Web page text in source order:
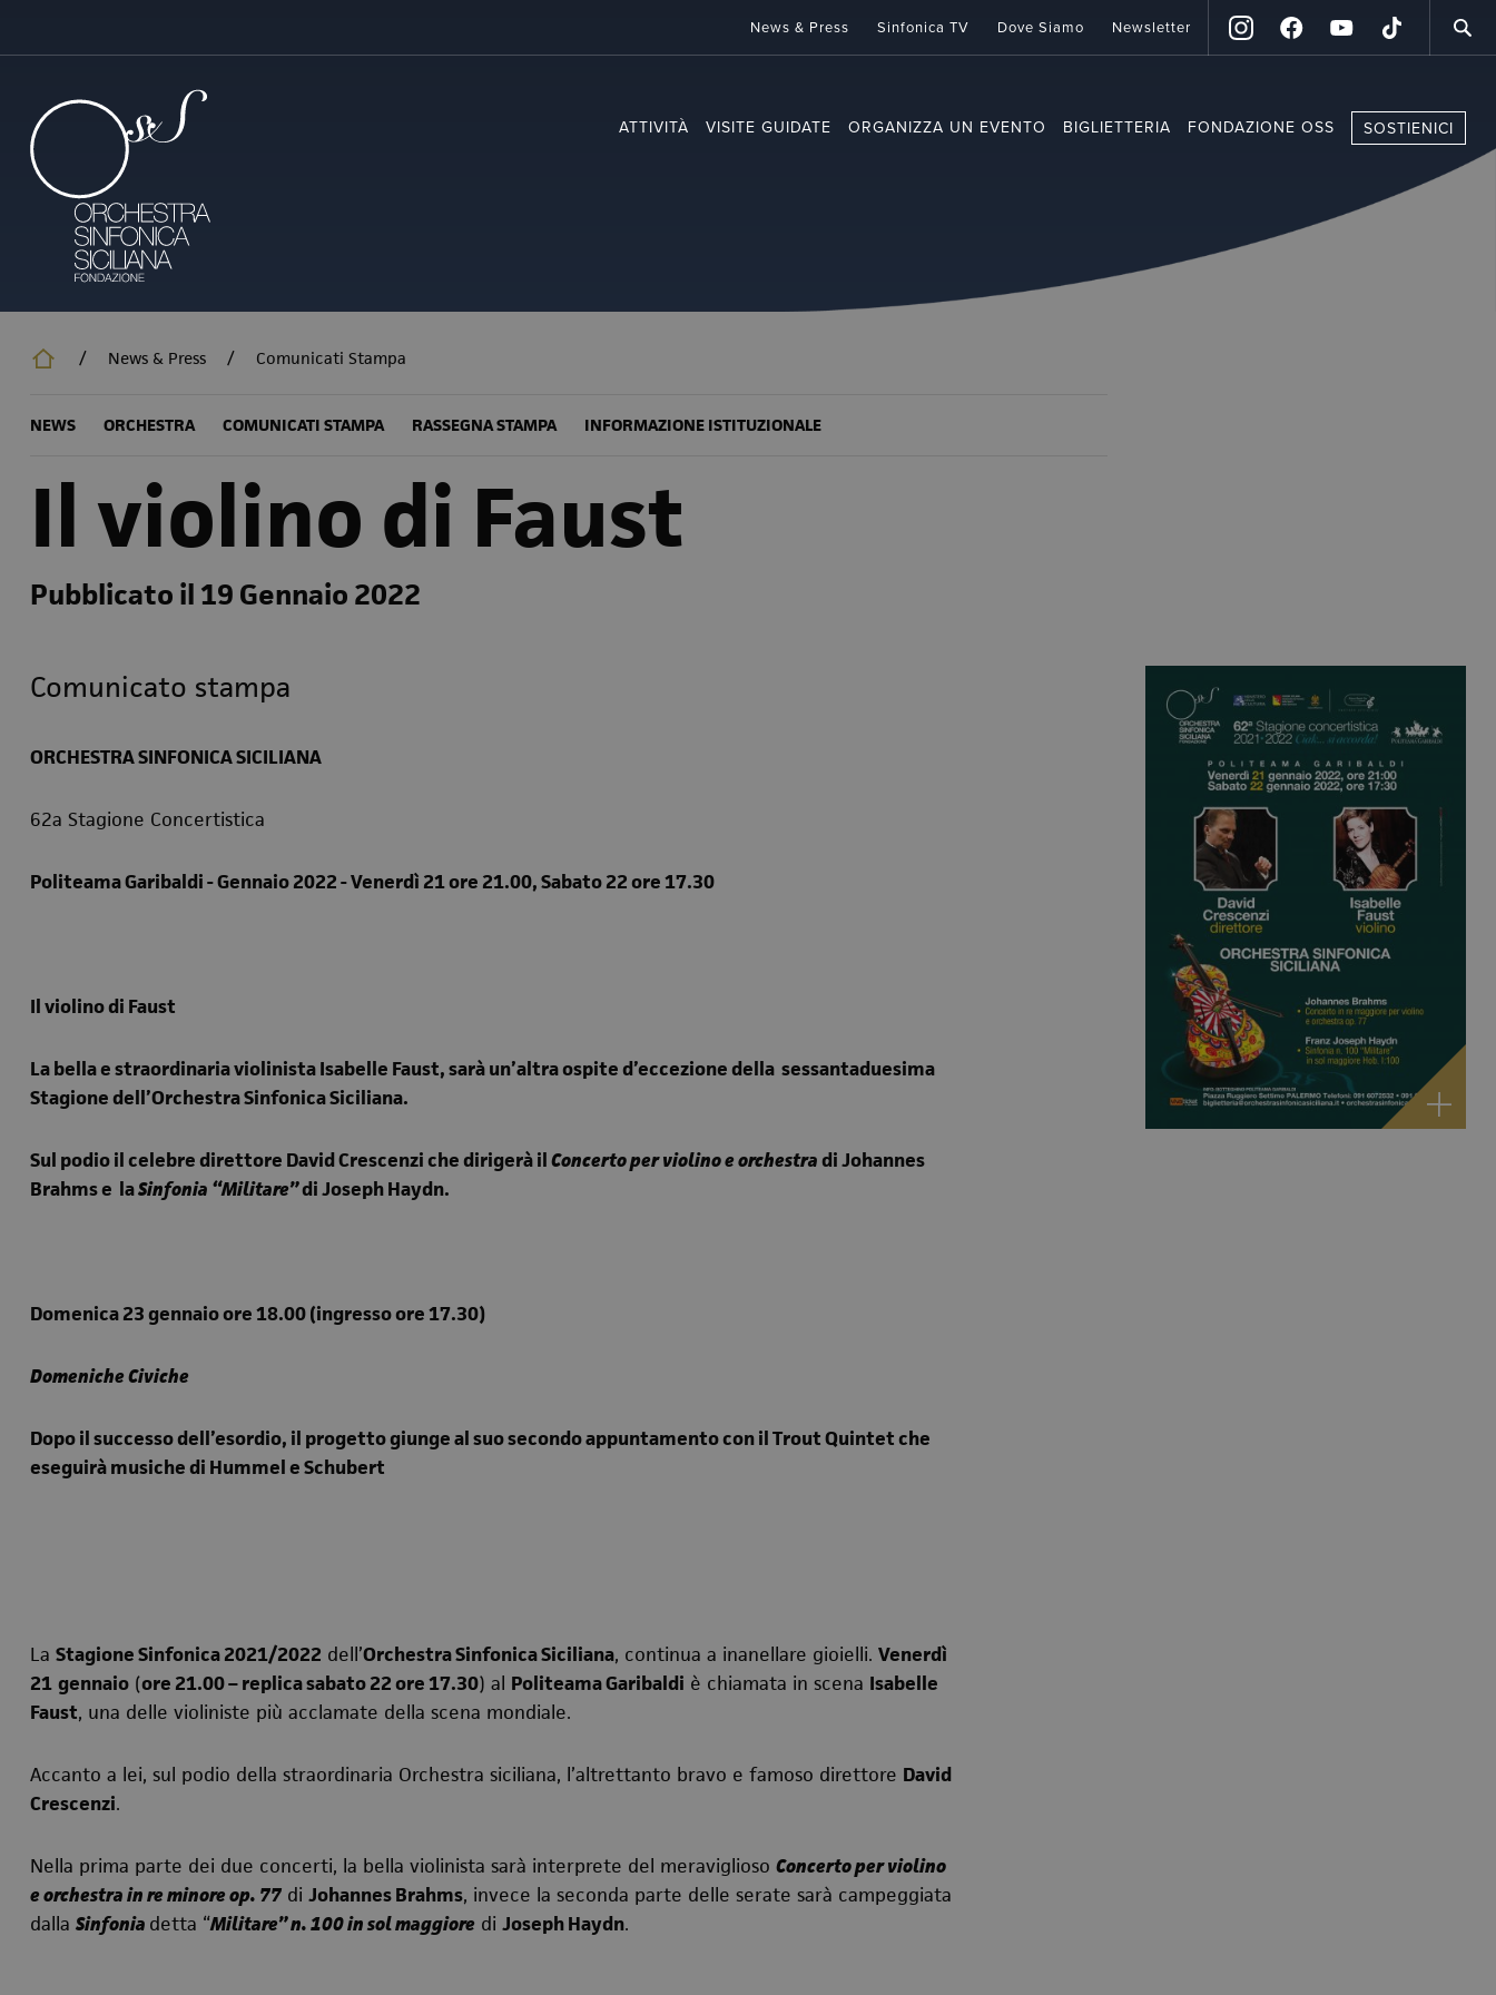
principale
ATTIVITÀ VISITE GUIDATE ORGANIZZA UN EVENTO BIGLIETTERIA FONDAZIONE OSS SOSTIENICI
News & Press Sinfonica TV Dove Siamo Newsletter
/ News & Press / Comunicati Stampa
NEWS ORCHESTRA COMUNICATI STAMPA RASSEGNA STAMPA INFORMAZIONE ISTITUZIONALE
Il violino di Faust
Pubblicato il 19 Gennaio 2022
Comunicato stampa
ORCHESTRA SINFONICA SICILIANA
62a Stagione Concertistica
Politeama Garibaldi - Gennaio 2022 -Venerdì 21 ore 21.00, Sabato 22 ore 17.30
Il violino di Faust
La bella e straordinaria violinista Isabelle Faust, sarà un’altra ospite d’eccezione della sessantaduesima
Stagione dell’Orchestra Sinfonica Siciliana.
Sul podio il celebre direttore David Crescenzi che dirigerà ilConcerto per violino e orchestradi Johannes
Brahms e laSinfonia “Militare”di Joseph Haydn.
Domenica 23 gennaio ore 18.00 (ingresso ore 17.30)
Domeniche Civiche
Dopo il successo dell’esordio, il progetto giunge al suo secondo appuntamento con il Trout Quintet che
eseguirà musiche di Hummel e Schubert
La Stagione Sinfonica 2021/2022 dell’Orchestra Sinfonica Siciliana, continua a inanellare gioielli. Venerdì
21 gennaio(ore 21.00 – replica sabato 22 ore 17.30) al Politeama Garibaldi è chiamata in scena Isabelle
Faust, una delle violiniste più acclamate della scena mondiale.
Accanto a lei, sul podio della straordinaria Orchestra siciliana, l’altrettanto bravo e famoso direttore David
Crescenzi.
Nella prima parte dei due concerti, la bella violinista sarà interprete del meraviglioso Concerto per violino
e orchestra in re minore op. 77di Johannes Brahms, invece la seconda parte delle serate sarà campeggiata
dalla Sinfonia detta “Militare” n. 100 in sol maggioredi Joseph Haydn.